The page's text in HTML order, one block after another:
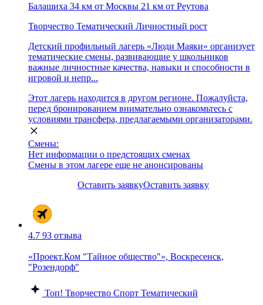
Балашиха 34 км от Москвы 21 км от Реутова
Творчество Тематический Личностный рост
Детский профильный лагерь «Люди Маяки» организует
тематические смены, развивающие у школьников
важные личностные качества, навыки и способности в
игровой и непр...
Этот лагерь находится в другом регионе. Пожалуйста,
перед бронированием внимательно ознакомьтесь с
условиями трансфера, предлагаемыми организаторами.
Смены:
Нет информации о предстоящих сменах
Смены в этом лагере еще не анонсированы
Оставить заявкуОставить заявку
4.7 93 отзыва
«Проект.Ком "Тайное общество"», Воскресенск,
"Розендорф"
Топ! Творчество Спорт Тематический